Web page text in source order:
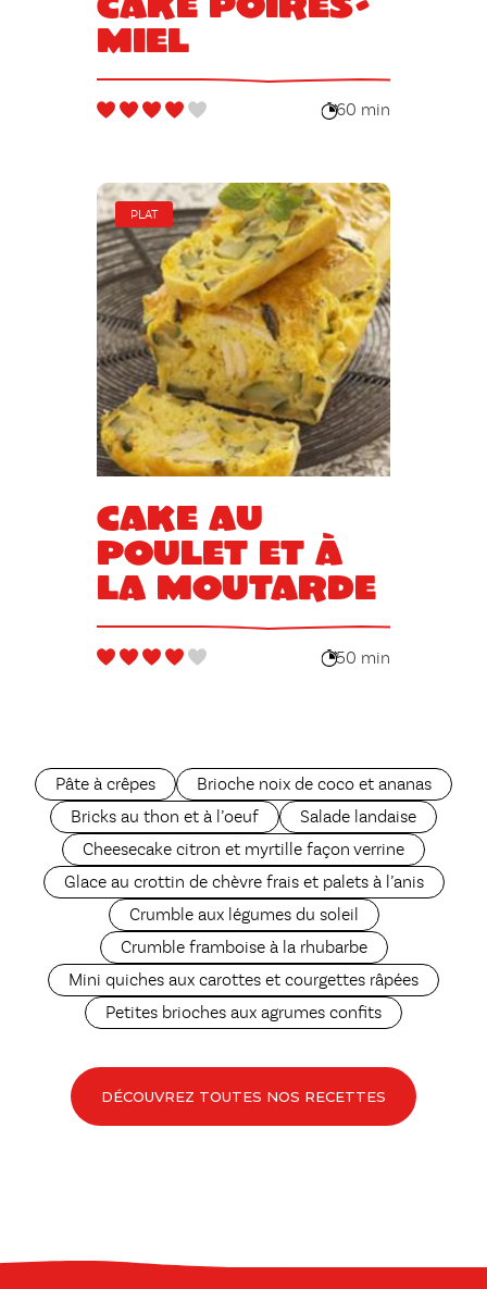
miel
60 min
PLAT
Cake au
poulet et à
la moutarde
50 min
Pâte à crêpes
Brioche noix de coco et ananas
Bricks au thon et à l’oeuf
Salade landaise
Cheesecake citron et myrtille façon verrine
Glace au crottin de chèvre frais et palets à l’anis
Crumble aux légumes du soleil
Crumble framboise à la rhubarbe
Mini quiches aux carottes et courgettes râpées
Petites brioches aux agrumes confits
DÉCOUVREZ TOUTES NOS RECETTES